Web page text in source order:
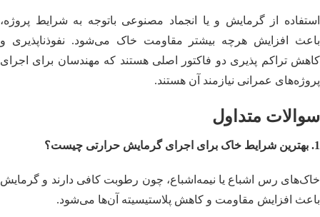
استفاده از گرمایش و یا انجماد مصنوعی باتوجه به شرایط پروژه،
باعث افزایش هرچه بیشتر مقاومت خاک می‌شود. نفوذناپذیری و
کاهش تراکم پذیری دو فاکتور اصلی هستند که مهندسان برای اجرای
پروژه‌های عمرانی نیازمند آن هستند.
سوالات متداول
1. بهترین شرایط خاک برای اجرای گرمایش حرارتی چیست؟
خاک‌های رس اشباع یا نیمه‌اشباع، چون رطوبت کافی دارند و گرمایش
باعث افزایش مقاومت و کاهش پلاستیسیته آن‌ها می‌شود.